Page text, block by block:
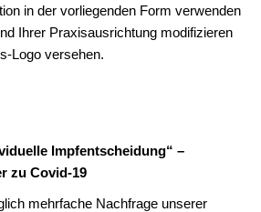
in der vorliegenden Form verwenden
Ihrer Praxisausrichtung modifizieren
Logo versehen.
Impfentscheidung“ –
zu Covid-19
mehrfache Nachfrage unserer